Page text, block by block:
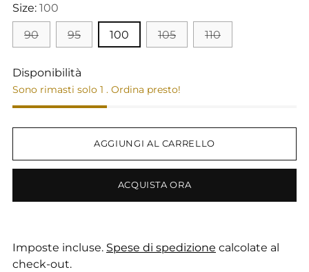
Size: 100
90
95 100 105 110
Disponibilità
Sono rimasti solo 1 . Ordina presto!
AGGIUNGI AL CARRELLO
ACQUISTA ORA
Imposte incluse. Spese di spedizione calcolate al
check-out.